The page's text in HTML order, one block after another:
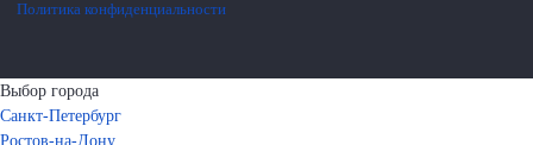
Политика конфиденциальности
Выбор города
Санкт-Петербург
Ростов-на-Дону